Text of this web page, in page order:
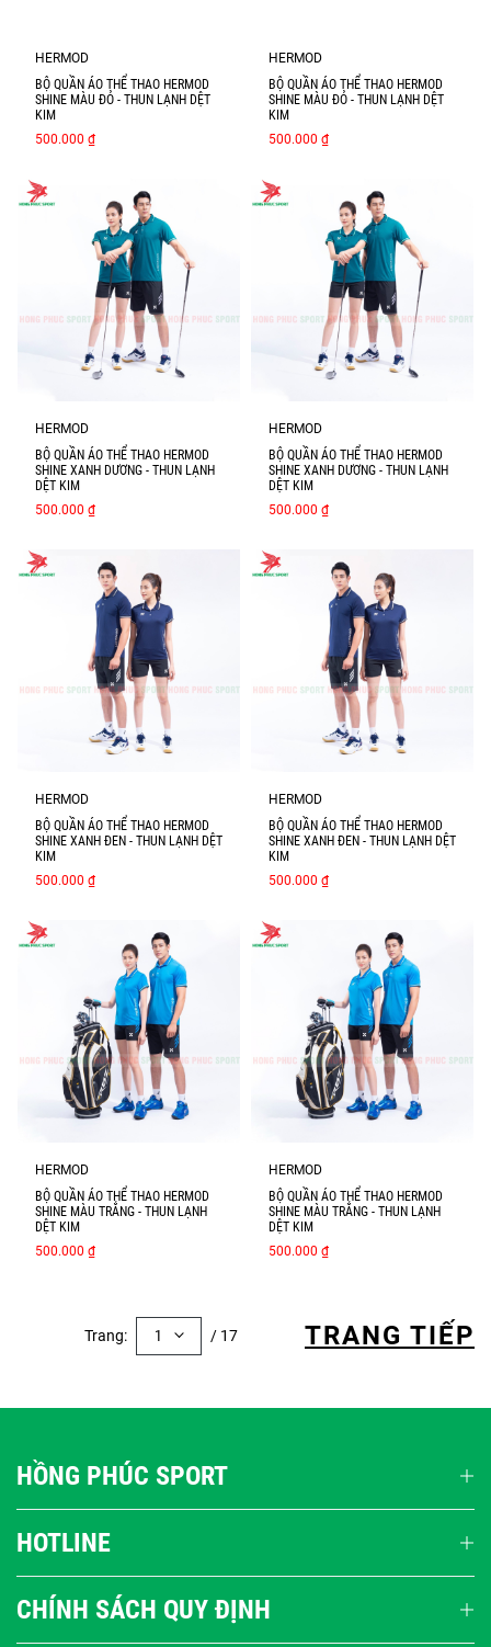
HERMOD
BỘ QUẦN ÁO THỂ THAO HERMOD
SHINE MÀU ĐỎ - THUN LẠNH DỆT
KIM
500.000 ₫
HERMOD
BỘ QUẦN ÁO THỂ THAO HERMOD
SHINE MÀU ĐỎ - THUN LẠNH DỆT
KIM
500.000 ₫
HERMOD
BỘ QUẦN ÁO THỂ THAO HERMOD
SHINE XANH DƯƠNG - THUN LẠNH
DỆT KIM
500.000 ₫
HERMOD
BỘ QUẦN ÁO THỂ THAO HERMOD
SHINE XANH DƯƠNG - THUN LẠNH
DỆT KIM
500.000 ₫
HERMOD
BỘ QUẦN ÁO THỂ THAO HERMOD
SHINE XANH ĐEN - THUN LẠNH DỆT
KIM
500.000 ₫
HERMOD
BỘ QUẦN ÁO THỂ THAO HERMOD
SHINE XANH ĐEN - THUN LẠNH DỆT
KIM
500.000 ₫
HERMOD
BỘ QUẦN ÁO THỂ THAO HERMOD
SHINE MÀU TRẮNG - THUN LẠNH
DỆT KIM
500.000 ₫
HERMOD
BỘ QUẦN ÁO THỂ THAO HERMOD
SHINE MÀU TRẮNG - THUN LẠNH
DỆT KIM
500.000 ₫
Trang: 1 / 17 TRANG TIẾP
HỒNG PHÚC SPORT
HOTLINE
CHÍNH SÁCH QUY ĐỊNH